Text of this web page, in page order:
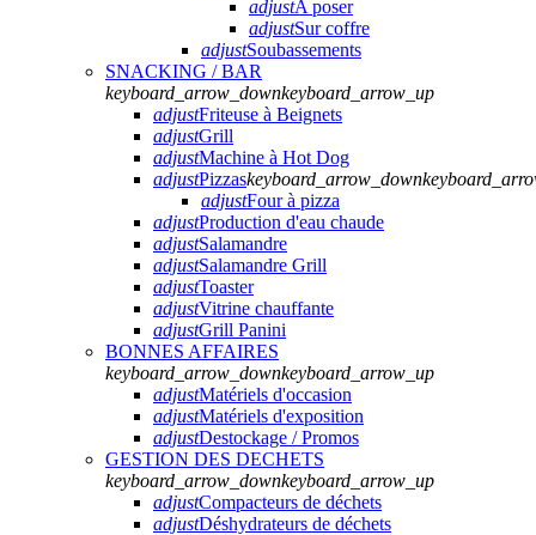
adjustA poser
adjustSur coffre
adjustSoubassements
SNACKING / BAR
keyboard_arrow_downkeyboard_arrow_up
adjustFriteuse à Beignets
adjustGrill
adjustMachine à Hot Dog
adjustPizzaskeyboard_arrow_down
adjustFour à pizza
adjustProduction d'eau chaude
adjustSalamandre
adjustSalamandre Grill
adjustToaster
adjustVitrine chauffante
adjustGrill Panini
BONNES AFFAIRES
keyboard_arrow_downkeyboard_arrow_up
adjustMatériels d'occasion
adjustMatériels d'exposition
adjustDestockage / Promos
GESTION DES DECHETS
keyboard_arrow_downkeyboard_arrow_up
adjustCompacteurs de déchets
adjustDéshydrateurs de déchets